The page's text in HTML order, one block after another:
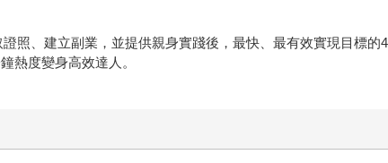
照、建立副業，並提供親身實踐後，最快、最有效實現目標的
熱度變身高效達人。